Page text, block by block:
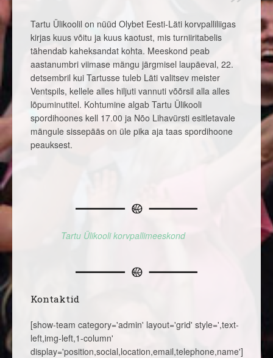
Tartu Ülikoolil on nüüd Olybet Eesti-Läti korvpalliliigas
kirjas kuus võitu ja kuus kaotust, mis turniiritabelis
tähendab kaheksandat kohta. Meeskond peab
aastanumbri viimase mängu järgmisel laupäeval, 22.
detsembril kui Tartusse tuleb Läti valitsev meister
Ventspils, kellele alles hiljuti vannuti võõrsil alla alles
lõpuminutitel. Kohtumine algab Tartu Ülikooli
spordihoones kell 17.00 ja Nõo Lihavürsti esitletavale
mängule sissepääs on üle pika aja taas spordihoone
peauksest.
Tartu Ülikooli korvpallimeeskond
Kontaktid
[show-team category='admin' layout='grid' style=',text-
left,img-left,1-column'
display='position,social,location,email,telephone,name']